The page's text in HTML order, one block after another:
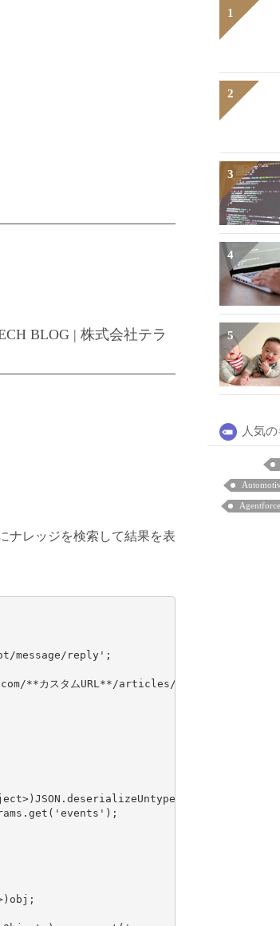
BLOG | 株式会社テラ
ナレッジを検索して結果を表
message/reply';
**カスタムURL**/articles/**記事タイプ**/';
Object>)obj;
人気
Agentforce